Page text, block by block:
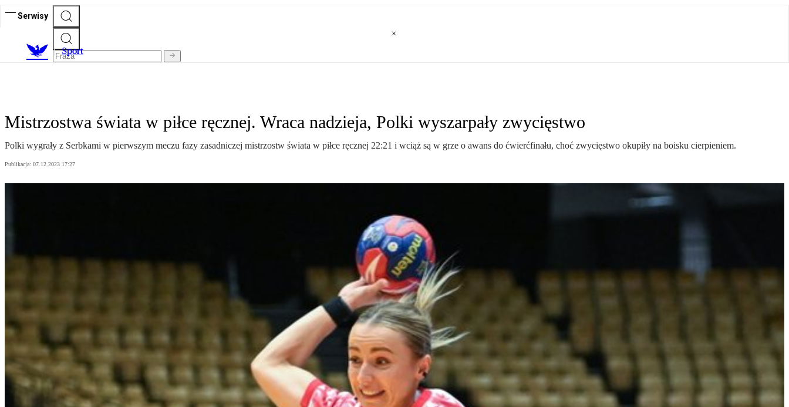
Serwisy
Sport
Mistrzostwa świata w piłce ręcznej. Wraca nadzieja, Polki wyszarpały zwycięstwo
Polki wygrały z Serbkami w pierwszym meczu fazy zasadniczej mistrzostw świata w piłce ręcznej 22:21 i wciąż są w grze o awans do ćwierćfinału, choć zwycięstwo okupiły na boisku cierpieniem.
Publikacja: 07.12.2023 17:27